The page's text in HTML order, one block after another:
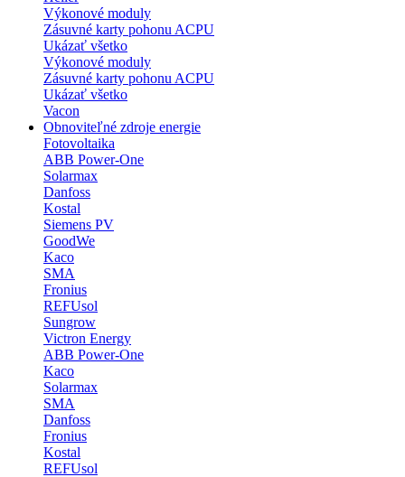
Výkonové moduly
Zásuvné karty pohonu ACPU
Ukázať všetko
Výkonové moduly
Zásuvné karty pohonu ACPU
Ukázať všetko
Vacon
Obnoviteľné zdroje energie
Fotovoltaika
ABB Power-One
Solarmax
Danfoss
Kostal
Siemens PV
GoodWe
Kaco
SMA
Fronius
REFUsol
Sungrow
Victron Energy
ABB Power-One
Kaco
Solarmax
SMA
Danfoss
Fronius
Kostal
REFUsol